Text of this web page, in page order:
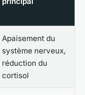
Apaisement du
système nerveux,
réduction du
cortisol